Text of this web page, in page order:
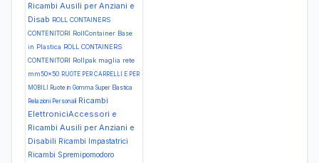
Ricambi Ausili per Anziani e
Disab ROLL CONTAINERS
CONTENITORI RollContainer Base
in Plastica ROLL CONTAINERS
CONTENITORI Rollpak maglia rete
mm50x50 RUOTE PER CARRELLI E PER
MOBILI Ruote in Gomma Super Elastica
Relazioni Personali Ricambi
ElettroniciAccessori e
Ricambi Ausili per Anziani e
Disabili Ricambi Impastatrici
Ricambi Spremipomodoro